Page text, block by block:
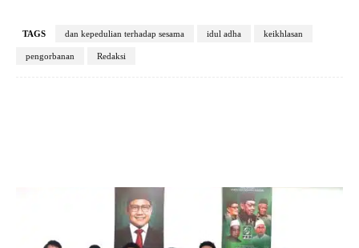
TAGS dan kepedulian terhadap sesama idul adha keikhlasan
pengorbanan Redaksi